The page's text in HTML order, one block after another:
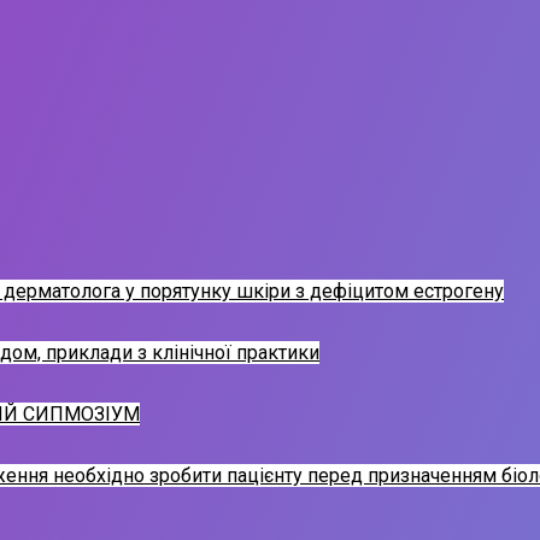
у порятунку шкіри з дефіцитом естрогену
приклади з клінічної практики
СИПМОЗІУМ
необхідно зробити пацієнту перед призначенням